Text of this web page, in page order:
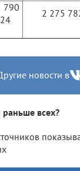
790
2 275
новости в
всех?